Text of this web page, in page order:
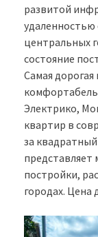
развитой
удаленностью
центральных
состояние
Самая
Электрико,
квартир в
за
постройки,
городах. Цена